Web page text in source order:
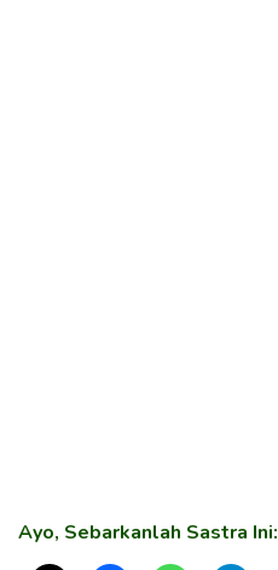
Ayo, Sebarkanlah Sastra Ini: